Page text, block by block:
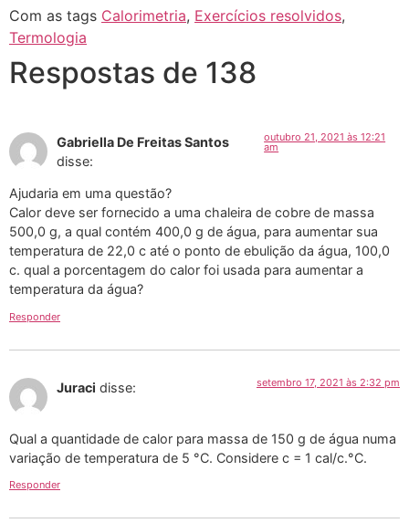
Com as tags Calorimetria, Exercícios resolvidos,
Termologia
Respostas de 138
Gabriella De Freitas Santos
disse:
outubro 21, 2021 às 12:21
am
Ajudaria em uma questão?
Calor deve ser fornecido a uma chaleira de cobre de massa
500,0 g, a qual contém 400,0 g de água, para aumentar sua
temperatura de 22,0 c até o ponto de ebulição da água, 100,0
c. qual a porcentagem do calor foi usada para aumentar a
temperatura da água?
Responder
Juraci disse: setembro 17, 2021 às 2:32 pm
Qual a quantidade de calor para massa de 150 g de água numa
variação de temperatura de 5 °C. Considere c = 1 cal/c.°C.
Responder